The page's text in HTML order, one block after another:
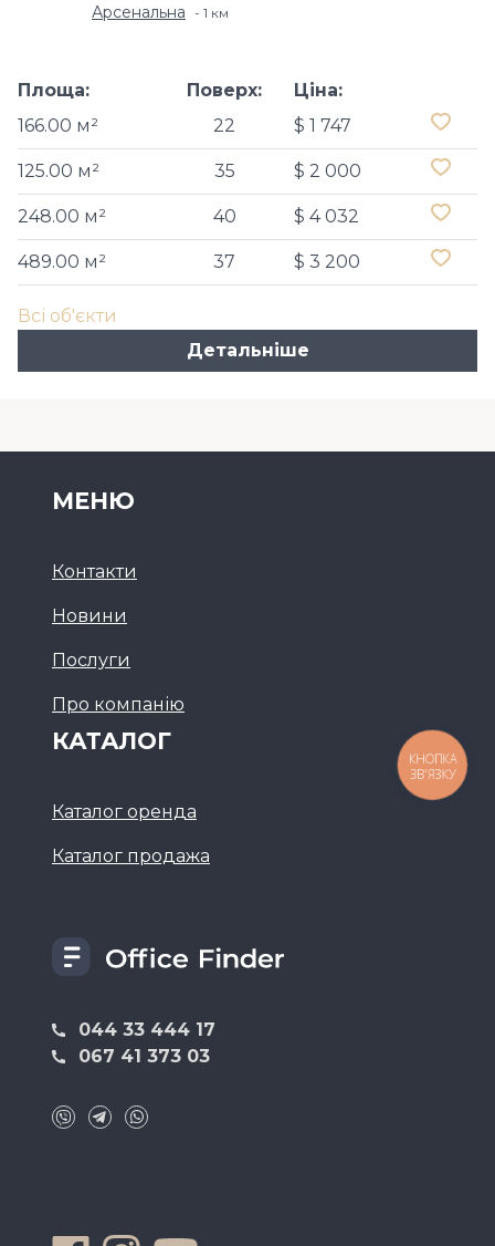
Арсенальна 1 км
Площа:
166.00 м²
Поверх:
22
Ціна:
$ 1 747
125.00 м² 35 $ 2 000
248.00 м² 40 $ 4 032
489.00 м² 37 $ 3 200
Всі об'єкти
Детальніше
044 33 444 17
067 41 373 03
МЕНЮ
Контакти
Новини
Послуги
Про компанію
КАТАЛОГ
Каталог оренда
Каталог продажа
КНОПКА
ЗВ'ЯЗКУ